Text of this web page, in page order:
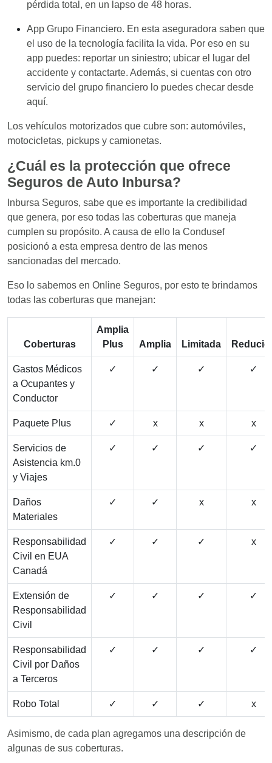
pérdida total, en un lapso de 48 horas.
App Grupo Financiero. En esta aseguradora saben que
el uso de la tecnología facilita la vida. Por eso en su
app puedes: reportar un siniestro; ubicar el lugar del
accidente y contactarte. Además, si cuentas con otro
servicio del grupo financiero lo puedes checar desde
aquí.
Los vehículos motorizados que cubre son: automóviles,
motocicletas, pickups y camionetas.
¿Cuál es la protección que ofrece
Seguros de Auto Inbursa?
Inbursa Seguros, sabe que es importante la credibilidad
que genera, por eso todas las coberturas que maneja
cumplen su propósito. A causa de ello la Condusef
posicionó a esta empresa dentro de las menos
sancionadas del mercado.
Eso lo sabemos en Online Seguros, por esto te brindamos
todas las coberturas que manejan:
Coberturas
Amplia
Plus
Amplia Limitada
Gastos Médicos
a Ocupantes y
Conductor
✓ ✓ ✓ ✓
Paquete Plus ✓ x x x
Servicios de
Asistencia km.0
y Viajes
✓ ✓ ✓ ✓
Daños
Materiales
✓ ✓ x x
Responsabilidad
Civil en EUA
Canadá
✓ ✓ ✓ x
Extensión de
Responsabilidad
Civil
✓ ✓ ✓ ✓
Responsabilidad
Civil por Daños
a Terceros
✓ ✓ ✓ ✓
Robo Total ✓ ✓ ✓ x
Asimismo, de cada plan agregamos una descripción de
algunas de sus coberturas.